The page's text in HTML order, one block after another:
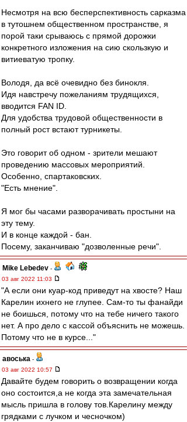
Несмотря на всю бесперспективность сарказма
в тутошнем общественном пространстве, я
порой таки срываюсь с прямой дорожки
конкретного изложения на сию скользкую и
витиеватую тропку.
Володя, да всё очевидно без бинокля.
Идя навстречу пожеланиям трудящихся,
вводится FAN ID.
Для удобства трудовой общественности в
полный рост встают турникеты.
Это говорит об одном - зрители мешают
проведению массовых мероприятий.
Особенно, спартаковских.
"Есть мнение".
Я мог бы часами разворачивать простыни на
эту тему.
И в конце каждой - бан.
Посему, заканчиваю "дозволенные речи".
Mike Lebedev -
03 авг 2022 11:03
"А если они куар-код приведут на хвосте? Наш
Карелин ихнего не глупее. Сам-то ты фанайди
не боишься, потому что на тебе ничего такого
нет. А про дело с кассой объяснить не можешь.
Потому что не в курсе..."
авоська -
03 авг 2022 10:57
Давайте будем говорить о возвращении когда
оно состоится,а не когда эта замечательная
мысль пришла в голову тов.Карелину между
грядками с лучком и чесночком)